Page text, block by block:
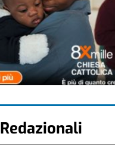
Redazionali